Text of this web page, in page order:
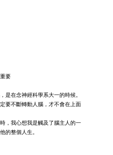
要
在念神經科學系大一的時候。
要不斷轉動人腦，才不會在上面
我心想我是觸及了腦主人的一
的整個人生。